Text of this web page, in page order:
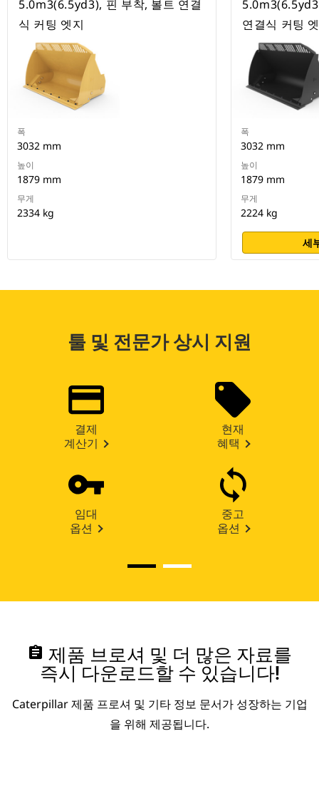
5.0m3(6.5yd3), 핀 부착, 볼트 연결
식 커팅 엣지
폭
3032 mm
높이
1879 mm
무게
2334 kg
연결식 커팅
폭
3032 mm
높이
1879 mm
무게
2224 kg
세
툴 및 전문가 상시 지원
결제
계산기
현재
혜택
임대
옵션
중고
옵션
assignment 제품 브로셔 및 더 많은 자료를
즉시 다운로드할 수 있습니다!
Caterpillar 제품 프로셔 및 기타 정보 문서가 성장하는 기업
을 위해 제공됩니다.